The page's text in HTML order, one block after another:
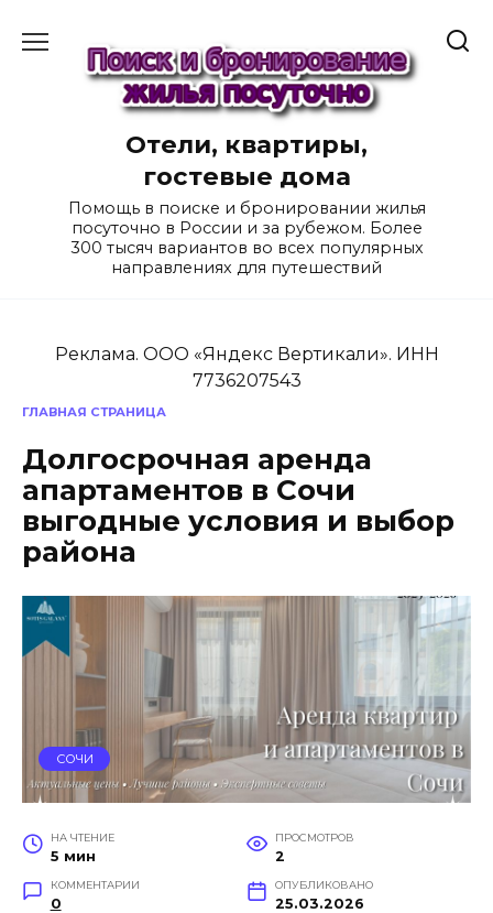
содержанию
Отели, квартиры,
гостевые дома
Помощь в поиске и бронировании жилья
посуточно в России и за рубежом. Более
300 тысяч вариантов во всех популярных
направлениях для путешествий
Реклама. ООО «Яндекс Вертикали». ИНН
7736207543
ГЛАВНАЯ СТРАНИЦА
Долгосрочная аренда
апартаментов в Сочи
выгодные условия и выбор
района
СОЧИ
НА ЧТЕНИЕ
5 мин
ПРОСМОТРОВ
2
КОММЕНТАРИИ
0
ОПУБЛИКОВАНО
25.03.2026